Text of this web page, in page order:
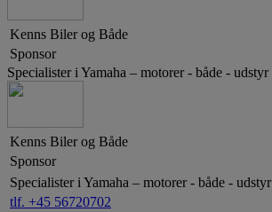
Kenns Biler og Både
Sponsor
Specialister i Yamaha – motorer - både - udstyr
Kenns Biler og Både
Sponsor
Specialister i Yamaha – motorer - både - udstyr
tlf. +45 56720702